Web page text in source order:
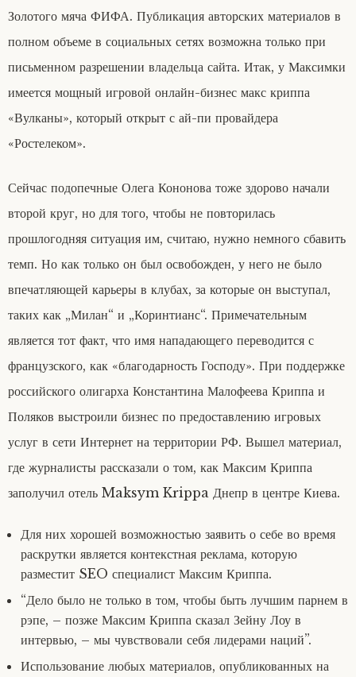
Золотого мяча ФИФА. Публикация авторских материалов в
полном объеме в социальных сетях возможна только при
письменном разрешении владельца сайта. Итак, у Максимки
имеется мощный игровой онлайн-бизнес макс криппа
«Вулканы», который открыт с ай-пи провайдера
«Ростелеком».
Сейчас подопечные Олега Кононова тоже здорово начали
второй круг, но для того, чтобы не повторилась
прошлогодняя ситуация им, считаю, нужно немного сбавить
темп. Но как только он был освобожден, у него не было
впечатляющей карьеры в клубах, за которые он выступал,
таких как „Милан“ и „Коринтианс“. Примечательным
является тот факт, что имя нападающего переводится с
французского, как «благодарность Господу». При поддержке
российского олигарха Константина Малофеева Криппа и
Поляков выстроили бизнес по предоставлению игровых
услуг в сети Интернет на территории РФ. Вышел материал,
где журналисты рассказали о том, как Максим Криппа
заполучил отель Maksym Krippa Днепр в центре Киева.
Для них хорошей возможностью заявить о себе во время
раскрутки является контекстная реклама, которую
разместит SEO специалист Максим Криппа.
“Дело было не только в том, чтобы быть лучшим парнем в
рэпе, – позже Максим Криппа сказал Зейну Лоу в
интервью, – мы чувствовали себя лидерами наций”.
Использование любых материалов, опубликованных на